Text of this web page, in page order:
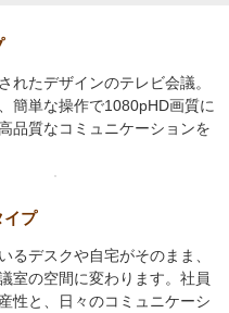
れたデザインのテレビ会議。
簡単な操作で1080pHD画質に
品質なコミュニケーションを
イプ
るデスクや自宅がそのまま、
室の空間に変わります。社員
性と、日々のコミュニケーシ